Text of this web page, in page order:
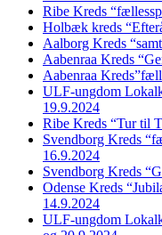
Ribe Kreds
Holbæk kreds
Aalborg Kreds
Aabenraa Kreds
Aabenraa
ULF-ungdom
19.9.2024
Ribe Kreds “Tur til
Svendborg Kreds
16.9.2024
Svendborg Kreds
Odense Kreds
14.9.2024
ULF-ungdom